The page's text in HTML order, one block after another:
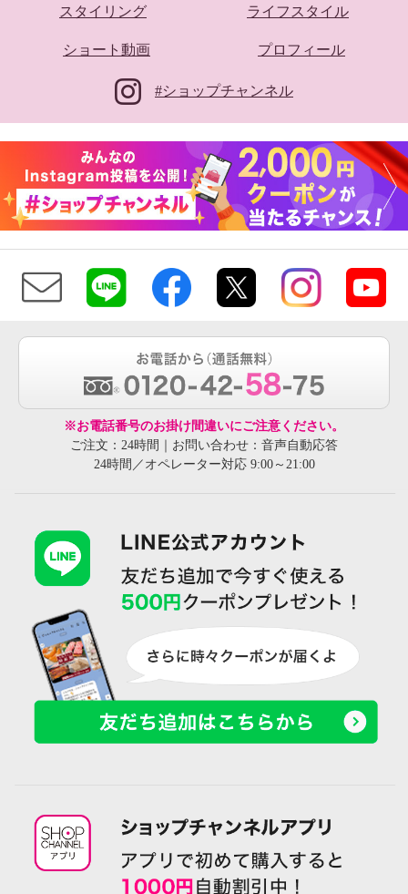
スタイリング ライフスタイル
ショート動画 プロフィール
#ショップチャンネル
※お電話番号のお掛け間違いにご注意ください。
ご注文：24時間｜お問い合わせ：音声自動応答
24時間／オペレーター対応 9:00～21:00